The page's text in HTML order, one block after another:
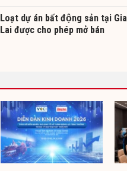
Loạt dự án bất động sản tại Gia
Lai được cho phép mở bán